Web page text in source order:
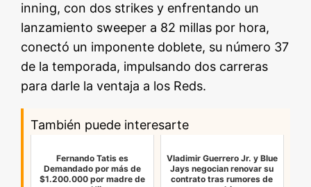
inning, con dos strikes y enfrentando un
lanzamiento sweeper a 82 millas por hora,
conectó un imponente doblete, su número 37
de la temporada, impulsando dos carreras
para darle la ventaja a los Reds.
También puede interesarte
Fernando Tatis es
Demandado por más de
$1.200.000 por madre de
Vladimir Guerrero Jr. y Blue
Jays negocian renovar su
contrato tras rumores de